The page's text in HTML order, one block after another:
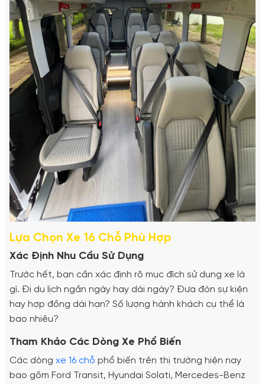
Lựa Chọn Xe 16 Chỗ Phù Hợp
Xác Định Nhu Cầu Sử Dụng
Trước hết, bạn cần xác định rõ mục đích sử dụng xe là
gì. Đi du lịch ngắn ngày hay dài ngày? Đưa đón sự kiện
hay hợp đồng dài hạn? Số lượng hành khách cụ thể là
bao nhiêu?
Tham Khảo Các Dòng Xe Phổ Biến
Các dòng xe 16 chỗ phổ biến trên thị trường hiện nay
bao gồm Ford Transit, Hyundai Solati, Mercedes-Benz